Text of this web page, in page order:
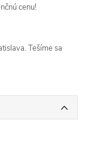
cenu!
Tešíme sa